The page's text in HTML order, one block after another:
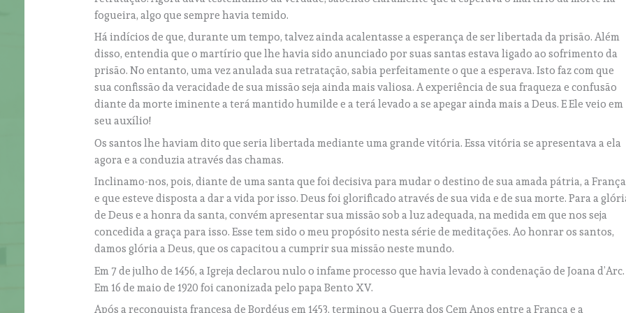
fogueira, algo que sempre havia temido.
Há indícios de que, durante um tempo, talvez ainda acalentasse a esperança de ser libertada da prisão. Além
disso, entendia que o martírio que lhe havia sido anunciado por suas santas estava ligado ao sofrimento da
prisão. No entanto, uma vez anulada sua retratação, sabia perfeitamente o que a esperava. Isto faz com que
sua confissão da veracidade de sua missão seja ainda mais valiosa. A experiência de sua fraqueza e confusão
diante da morte iminente a terá mantido humilde e a terá levado a se apegar ainda mais a Deus. E Ele veio em
seu auxílio!
Os santos lhe haviam dito que seria libertada mediante uma grande vitória. Essa vitória se apresentava a ela
agora e a conduzia através das chamas.
Inclinamo-nos, pois, diante de uma santa que foi decisiva para mudar o destino de sua amada pátria, a
e que esteve disposta a dar a vida por isso. Deus foi glorificado através de sua vida e de sua morte. Para a
de Deus e a honra da santa, convém apresentar sua missão sob a luz adequada, na medida em que nos seja
concedida a graça para isso. Esse tem sido o meu propósito nesta série de meditações. Ao honrar os santos,
damos glória a Deus, que os capacitou a cumprir sua missão neste mundo.
Em 7 de julho de 1456, a Igreja declarou nulo o infame processo que havia levado à condenação de Joana d’Arc.
Em 16 de maio de 1920 foi canonizada pelo papa Bento XV.
Após a reconquista francesa de Bordéus em 1453, terminou a Guerra dos Cem Anos entre a França e a